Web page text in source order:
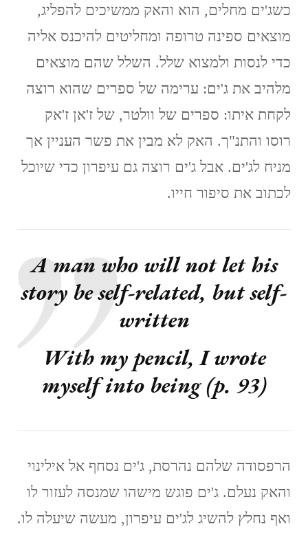
כשג'ים מחלים, הוא והאק ממשיכים להפליג,
מוצאים ספינה טרופה ומחליטים להיכנס אליה
כדי לנסות ולמצוא שלל. השלל שהם מוצאים
מלהיב את ג'ים: ערימה של ספרים שהוא רוצה
לקחת איתו: ספרים של וולטר, של ז'אן ז'אק
רוסו והתנ"ך. האק לא מבין את פשר העניין אך
מניח לג'ים. אבל ג'ים רוצה גם עיפרון כדי שיוכל
לכתוב את סיפור חייו.
A man who will not let his
story be self-related, but self-
written
With my pencil, I wrote
myself into being (p. 93)
הרפסודה שלהם נהרסת, ג'ים נסחף אל אילינוי
והאק נעלם. ג'ים פוגש מישהו שמנסה לעזור לו
ואף נחלץ להשיג לג'ים עיפרון, מעשה שיעלה לו.